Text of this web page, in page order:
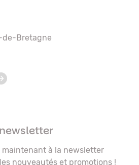
Bretagne
maintenant à la newsletter
nouveautés et promotions !